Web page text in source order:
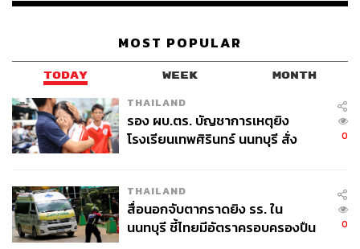
MOST POPULAR
TODAY WEEK MONTH
THAILAND
รอง ผบ.ตร. บัญชาการเหตุยิง
โรงเรียนเทพศิรินทร์ นนทบุรี สั่ง
0
THAILAND
สื่อนอกจับตากราดยิง รร. ใน
นนทบุรี ชี้ไทยมีอัตราครอบครองปืน
0